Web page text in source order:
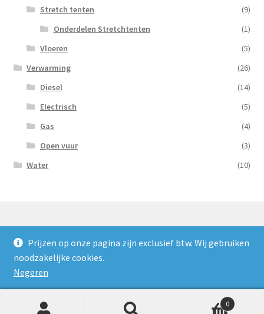
Prijzen op onze pagina zijn exclusief btw. Wij gebruiken
noodzakelijke cookies.
Negeren
Stretch tenten
(9)
Onderdelen Stretchtenten
(1)
Vloeren
(5)
Verwarming
(26)
Diesel
(14)
Electrisch
(5)
Gas
(4)
Open vuur
(3)
Water
(10)
© Nooijens Verhuur 2026
Privacybeleid
Gebouwd met WooCommerce
0